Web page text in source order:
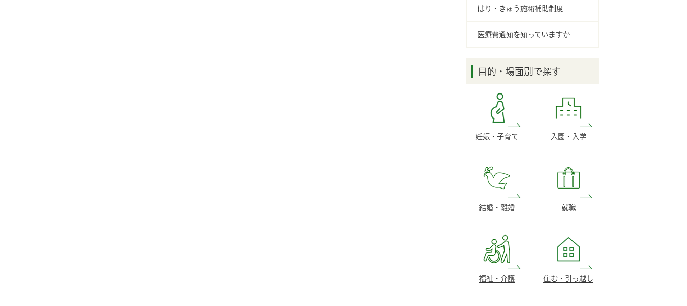
はり・きゅう施術補助制度
医療費通知を知っていますか
目的・場面別で探す
妊娠・子育て 入園・入学
結婚・離婚 就職
福祉・介護 住む・引っ越し